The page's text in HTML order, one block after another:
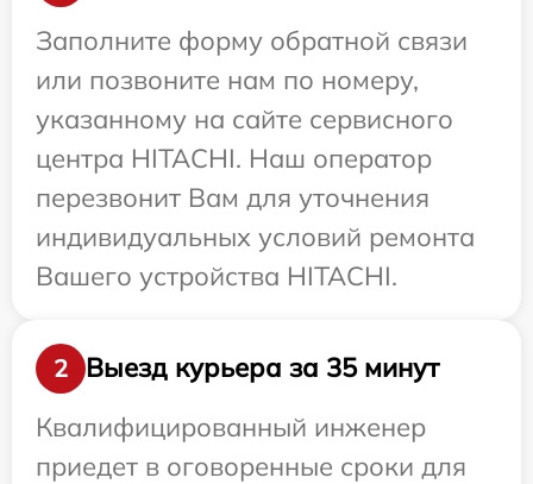
Заполните форму обратной связи
или позвоните нам по номеру,
указанному на сайте сервисного
центра HITACHI. Наш оператор
перезвонит Вам для уточнения
индивидуальных условий ремонта
Вашего устройства HITACHI.
2
Выезд курьера за 35 минут
Квалифицированный инженер
приедет в оговоренные сроки для